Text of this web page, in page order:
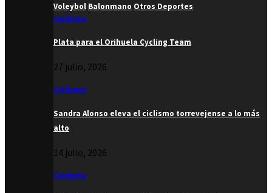
Voleybol Balonmano Otros Deportes
Ciclismo
Plata para el Orihuela Cycling Team
27 julio, 2026
Ciclismo
Sandra Alonso eleva el ciclismo torrevejense a lo más
alto
14 julio, 2026
Ciclismo